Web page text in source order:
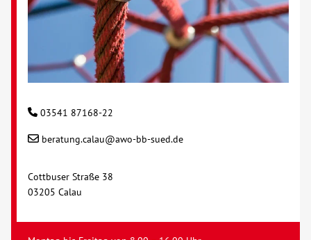
03541 87168-22
beratung.calau@awo-bb-sued.de
Cottbuser Straße 38
03205 Calau